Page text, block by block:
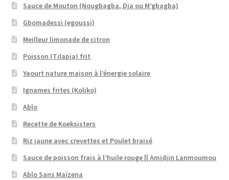
Sauce de Mouton (Nougbagba, Dja ou M’gbagba)
Gbomadessi (egoussi)
Meilleur limonade de citron
Poisson (Tilapia) frit
Yaourt nature maison à l’énergie solaire
Ignames frites (Koliko)
Ablo
Recette de Koeksisters
Riz jaune avec crevettes et Poulet braisé
Sauce de poisson frais à l’huile rouge || Amidjin Lanmoumou
Ablo Sans Maïzena